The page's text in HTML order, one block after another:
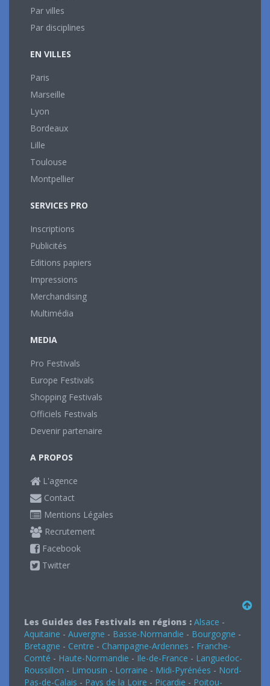
Par villes
Par disciplines
EN VILLES
Paris
Marseille
Lyon
Bordeaux
Lille
Toulouse
Montpellier
SERVICES PRO
Inscriptions
Publicités
Editions papiers
Impressions
Merchandising
Multimédia
MEDIA
Pro Festivals
Europe Festivals
Shopping Festivals
Officiels Festivals
Devenir partenaire
A PROPOS
L'agence
Contact
Mentions Légales
Recrutement
Facebook
Twitter
Les Guides des Festivals en régions : Alsace -
Aquitaine - Auvergne - Basse-Normandie - Bourgogne -
Bretagne - Centre - Champagne-Ardennes - Franche-
Comté - Haute-Normandie - Ile-de-France - Languedoc-
Roussillon - Limousin - Lorraine - Midi-Pyrénées - Nord-
Pas-de-Calais - Pays de la Loire - Picardie - Poitou-